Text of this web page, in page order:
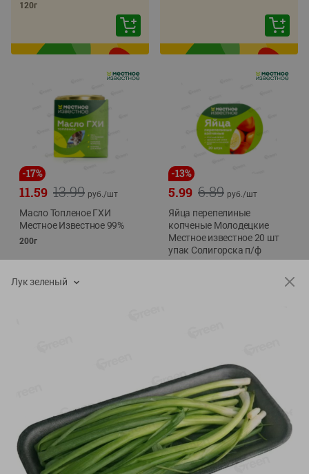
120г
-17%
13.99
11.59 руб./шт
Масло Топленое ГХИ
Местное Известное 99%
200г
-13%
6.89
5.99 руб./шт
Яйца перепелиные
копченые Молодецкие
Местное известное 20 шт
упак Солигорска п/ф
Каталог товаров
Специально для вас
Лук зеленый